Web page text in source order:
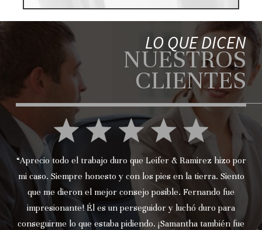
LO QUE DICEN
NUESTROS
CLIENTES
“Aprecio todo el trabajo duro que Leifer & Ramirez hizo por
mi caso. Siempre honesto y con los pies en la tierra. Siento
que me dieron el mejor consejo posible. Fernando fue
impresionante! Él es un perseguidor y luchó duro para
conseguirme lo que estaba pidiendo. ¡Samantha también fue